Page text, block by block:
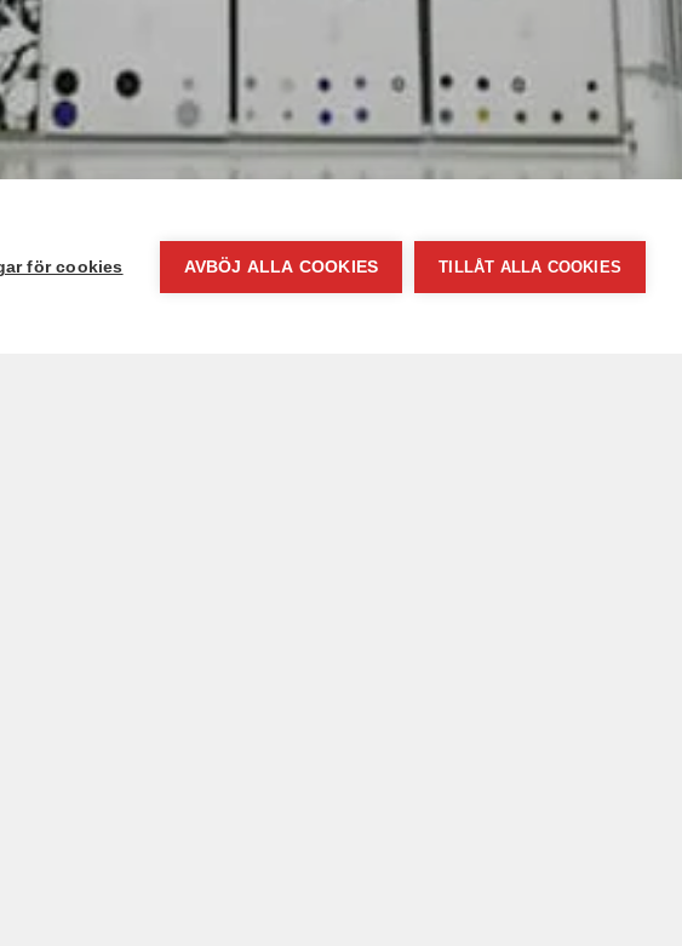
för cookies AVBÖJ ALLA COOKIES TILLÅT ALLA COOKIES